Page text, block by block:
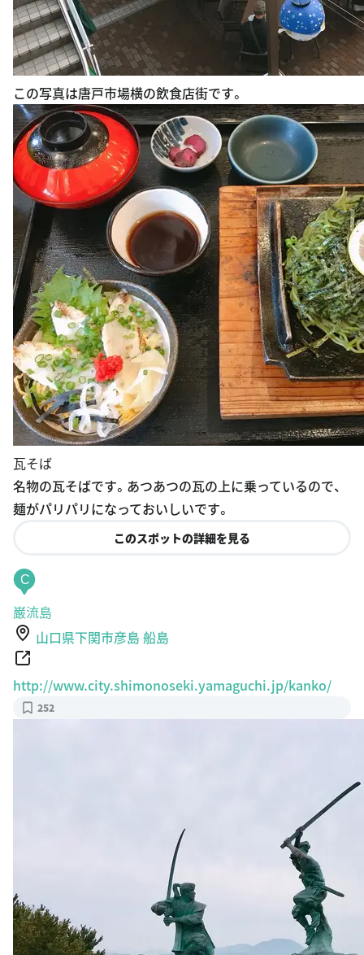
この写真は唐戸市場横の飲食店街です。
瓦そば
名物の瓦そばです。あつあつの瓦の上に乗っているので、
麺がパリパリになっておいしいです。
このスポットの詳細を見る
C
巌流島
山口県下関市彦島 船島
http://www.city.shimonoseki.yamaguchi.jp/kanko/
252